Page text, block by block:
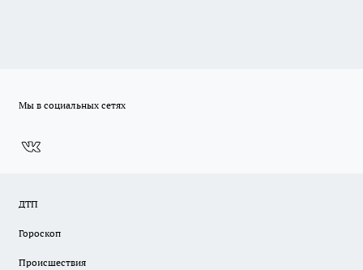
Мы в социальных сетях
ДТП
Гороскоп
Происшествия